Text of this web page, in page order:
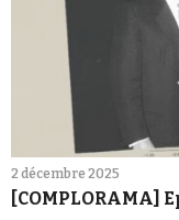
2 décembre 2025
[COMPLORAMA]